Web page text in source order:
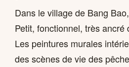
Dans le village de Bang
Petit, fonctionnel, très ancré
Les peintures murales
des scènes de vie des